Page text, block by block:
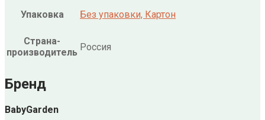
Упаковка Без упаковки, Картон
Страна-
производитель Россия
Бренд
BabyGarden